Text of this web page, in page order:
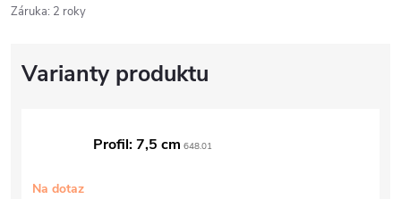
Záruka: 2 roky
Profil: 7,5 cm 648.01
Na dotaz